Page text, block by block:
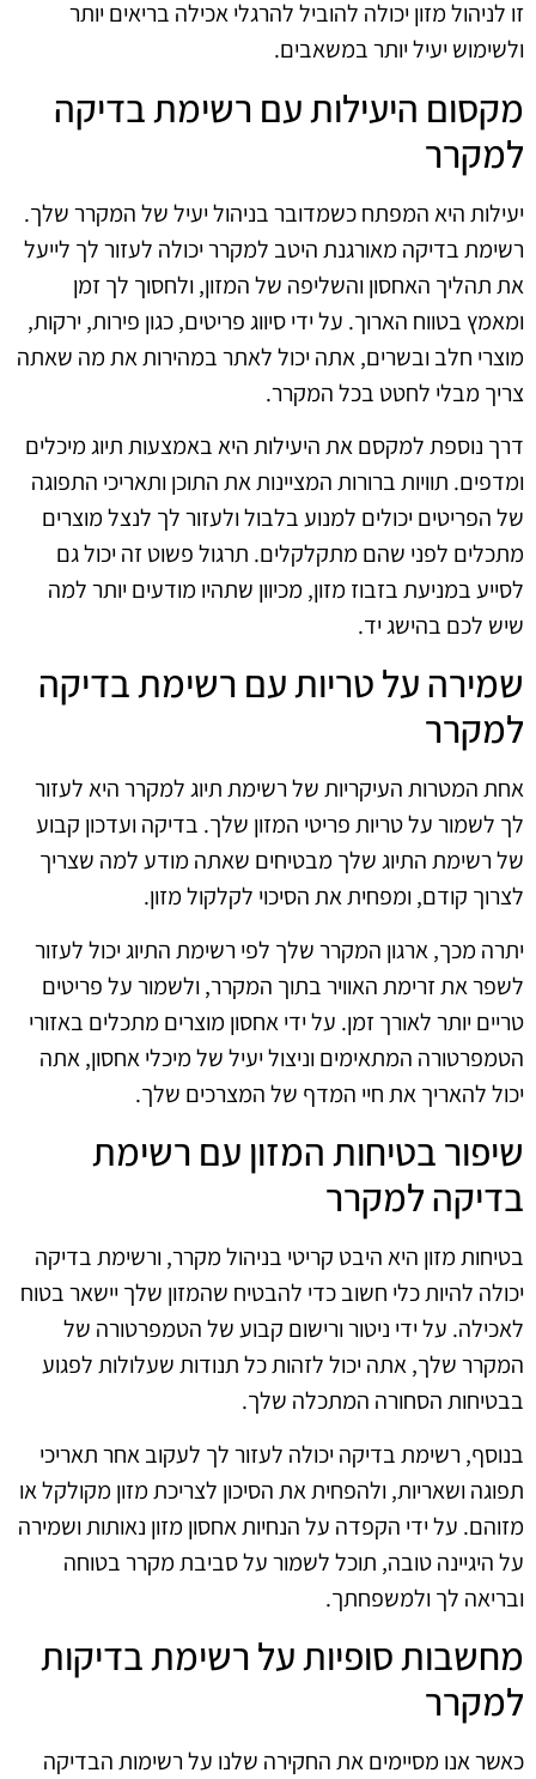
זו לניהול מזון יכולה להוביל להרגלי אכילה בריאים יותר
ולשימוש יעיל יותר במשאבים.
מקסום היעילות עם רשימת בדיקה
למקרר
יעילות היא המפתח כשמדובר בניהול יעיל של המקרר שלך.
רשימת בדיקה מאורגנת היטב למקרר יכולה לעזור לך לייעל
את תהליך האחסון והשליפה של המזון, ולחסוך לך זמן
ומאמץ בטווח הארוך. על ידי סיווג פריטים, כגון פירות, ירקות,
מוצרי חלב ובשרים, אתה יכול לאתר במהירות את מה שאתה
צריך מבלי לחטט בכל המקרר.
דרך נוספת למקסם את היעילות היא באמצעות תיוג מיכלים
ומדפים. תוויות ברורות המציינות את התוכן ותאריכי התפוגה
של הפריטים יכולים למנוע בלבול ולעזור לך לנצל מוצרים
מתכלים לפני שהם מתקלקלים. תרגול פשוט זה יכול גם
לסייע במניעת בזבוז מזון, מכיוון שתהיו מודעים יותר למה
שיש לכם בהישג יד.
שמירה על טריות עם רשימת בדיקה
למקרר
אחת המטרות העיקריות של רשימת תיוג למקרר היא לעזור
לך לשמור על טריות פריטי המזון שלך. בדיקה ועדכון קבוע
של רשימת התיוג שלך מבטיחים שאתה מודע למה שצריך
לצרוך קודם, ומפחית את הסיכוי לקלקול מזון.
יתרה מכך, ארגון המקרר שלך לפי רשימת התיוג יכול לעזור
לשפר את זרימת האוויר בתוך המקרר, ולשמור על פריטים
טריים יותר לאורך זמן. על ידי אחסון מוצרים מתכלים באזורי
הטמפרטורה המתאימים וניצול יעיל של מיכלי אחסון, אתה
יכול להאריך את חיי המדף של המצרכים שלך.
שיפור בטיחות המזון עם רשימת
בדיקה למקרר
בטיחות מזון היא היבט קריטי בניהול מקרר, ורשימת בדיקה
יכולה להיות כלי חשוב כדי להבטיח שהמזון שלך יישאר בטוח
לאכילה. על ידי ניטור ורישום קבוע של הטמפרטורה של
המקרר שלך, אתה יכול לזהות כל תנודות שעלולות לפגוע
בבטיחות הסחורה המתכלה שלך.
בנוסף, רשימת בדיקה יכולה לעזור לך לעקוב אחר תאריכי
תפוגה ושאריות, ולהפחית את הסיכון לצריכת מזון מקולקל או
מזוהם. על ידי הקפדה על הנחיות אחסון מזון נאותות ושמירה
על היגיינה טובה, תוכל לשמור על סביבת מקרר בטוחה
ובריאה לך ולמשפחתך.
מחשבות סופיות על רשימת בדיקות
למקרר
כאשר אנו מסיימים את החקירה שלנו על רשימות הבדיקה